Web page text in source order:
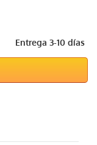
Entrega 3-10 días